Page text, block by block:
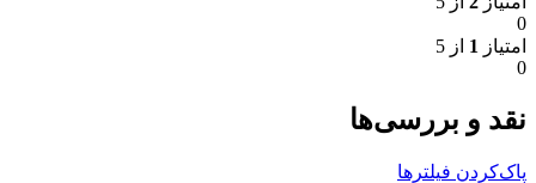
0
امتیاز 1 از 5
0
نقد و بررسی‌ها
پاک‌کردن فیلترها